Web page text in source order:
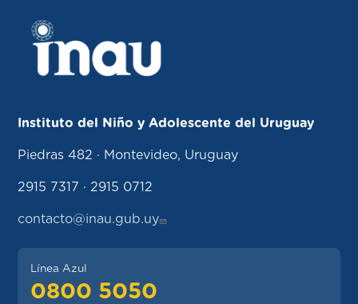
Instituto del Niño y Adolescente del Uruguay
Piedras 482 · Montevideo, Uruguay
2915 7317 · 2915 0712
contacto@inau.gub.uy
Línea Azul
0800 5050